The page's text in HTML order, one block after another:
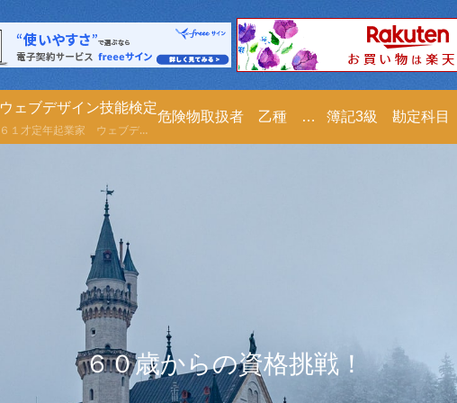
６０歳からの資格挑戦！
ウェブデザイン技能検定
６１才定年起業家 ウェブデザイン技能検定の勉強を２０２５年０５月２３日より勉強します。ノート代わりにブログに書きますので、皆さんも一緒に勉強しませんか？尚、ご指導も頂けたら嬉しいです。宜しくお願い致します。
危険物取扱者 乙種 第４類 簿記3級 勘定科目